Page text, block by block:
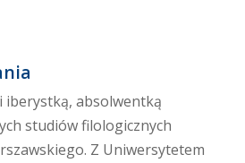
iberystką, absolwentką
studiów filologicznych
Z Uniwersytetem